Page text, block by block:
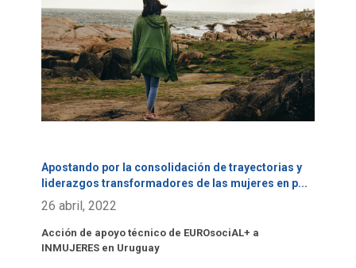
Apostando por la consolidación de trayectorias y
liderazgos transformadores de las mujeres en p...
26 abril, 2022
Acción de apoyo técnico de EUROsociAL+ a
INMUJERES en Uruguay